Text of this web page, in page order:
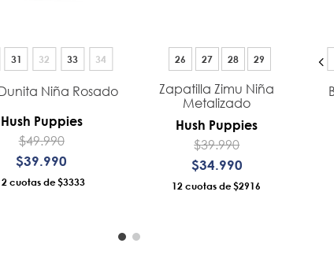
31 32 33 34
Niña Rosado
Hush Puppies
$49.990
$39.990
$3333
26 27 28 29
Zapatilla Zimu Niña
Metalizado
Hush Puppies
$39.990
$34 990
12 $2916